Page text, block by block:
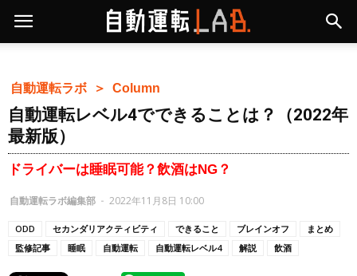
自動運転ラボ ＞ Column
自動運転レベル4でできることは？（2022年
最新版）
ドライバーは睡眠可能？飲酒はNG？
自動運転ラボ編集部 - 2022年11月8日 10:00
ODD セカンダリアクティビティ できること ブレインオフ
まとめ
監修記事
睡眠 自動運転 自動運転レベル4 解説 飲酒